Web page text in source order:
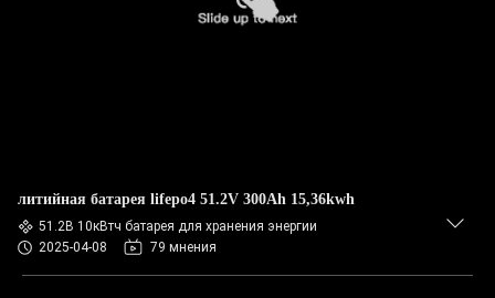
литийная батарея lifepo4 51.2V 300Ah 15,36kwh
51.2В 10кВтч батарея для хранения энергии
2025-04-08
79 мнения